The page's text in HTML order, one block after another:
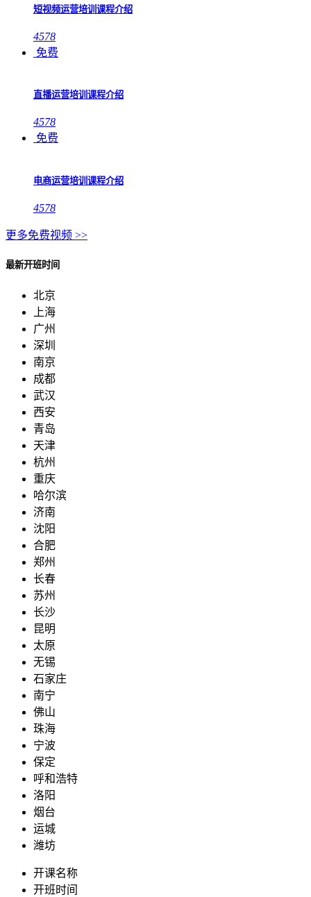
短视频运营培训课程介绍
4578
免费
直播运营培训课程介绍
4578
免费
电商运营培训课程介绍
4578
更多免费视频 >>
最新开班时间
北京
上海
广州
深圳
南京
成都
武汉
西安
青岛
天津
杭州
重庆
哈尔滨
济南
沈阳
合肥
郑州
长春
苏州
长沙
昆明
太原
无锡
石家庄
南宁
佛山
珠海
宁波
保定
呼和浩特
洛阳
烟台
运城
潍坊
开课名称
开班时间